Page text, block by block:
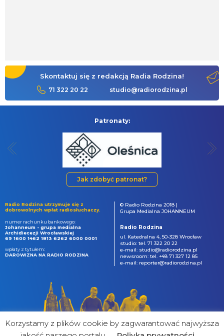
Skontaktuj się z redakcją Radia Rodzina!
71 322 20 22 studio@radiorodzina.pl
Patronaty:
Jak zdobyć patronat?
Radio Rodzina utrzymuje się z
dobrowolnych wpłat radiosłuchaczy.
numer rachunku bankowego:
Johanneum - grupa medialna
Archidiecezji Wrocławskiej
69 1600 1462 1813 6262 6000 0001
wpłaty z tytułem:
DAROWIZNA NA RADIO RODZINA
© Radio Rodzina 2018 |
Grupa Medialna JOHANNEUM
Radio Rodzina
ul. Katedralna 4, 50-328 Wrocław
studio: tel. 71 322 20 22
e-mail: studio@radiorodzina.pl
newsroom: tel. +48 71 327 12 85
e-mail: reporter@radiorodzina.pl
Korzystamy z plików cookie by zagwarantować najwyższa